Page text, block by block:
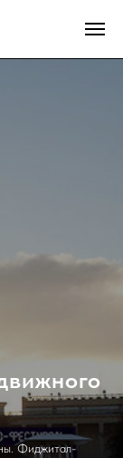
Фиджитал-